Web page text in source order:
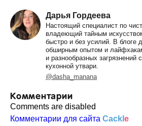
Дарья Гордеева
Настоящий специалист по
владеющий тайным
быстро и без усилий. В блоге
обширным опытом и
и разнообразных
кухонной утвари.
@dasha_manana
Комментарии
Comments are disabled
Комментарии для сайта Cackl e